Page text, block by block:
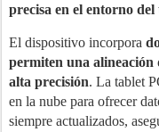
precisa en el entorno del
El dispositivo incorpora
permiten una
alta precisión. La tablet
en la nube para ofrecer
siempre actualizados,